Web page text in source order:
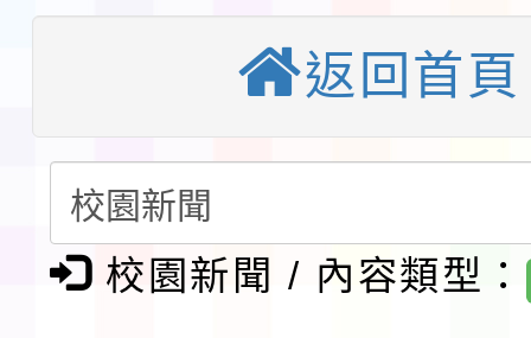
程安排一案
「桃園市補助參觀特色
展演活動實施計畫」
請一案
教育部校安中心白海豚
報
淨零綠領人才培育課程
檢送桃園市115學年度
返回首頁
校園新聞 / 內容類型：